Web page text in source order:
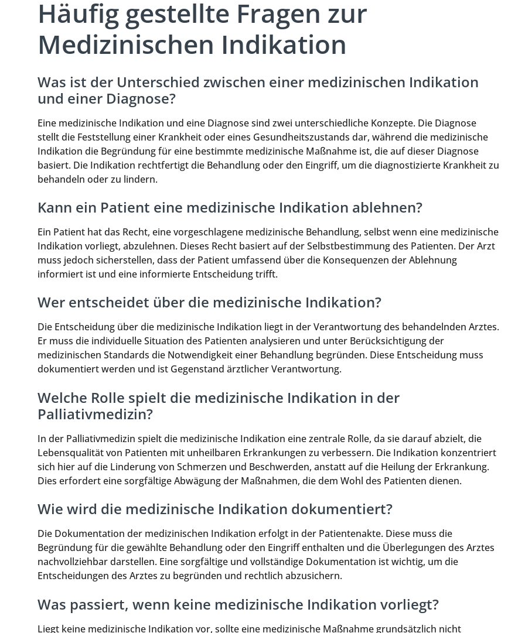
Häufig gestellte Fragen zur
Medizinischen Indikation
Was ist der Unterschied zwischen einer medizinischen Indikation
und einer Diagnose?
Eine medizinische Indikation und eine Diagnose sind zwei unterschiedliche Konzepte. Die Diagnose
stellt die Feststellung einer Krankheit oder eines Gesundheitszustands dar, während die medizinische
Indikation die Begründung für eine bestimmte medizinische Maßnahme ist, die auf dieser Diagnose
basiert. Die Indikation rechtfertigt die Behandlung oder den Eingriff, um die diagnostizierte Krankheit zu
behandeln oder zu lindern.
Kann ein Patient eine medizinische Indikation ablehnen?
Ein Patient hat das Recht, eine vorgeschlagene medizinische Behandlung, selbst wenn eine medizinische
Indikation vorliegt, abzulehnen. Dieses Recht basiert auf der Selbstbestimmung des Patienten. Der Arzt
muss jedoch sicherstellen, dass der Patient umfassend über die Konsequenzen der Ablehnung
informiert ist und eine informierte Entscheidung trifft.
Wer entscheidet über die medizinische Indikation?
Die Entscheidung über die medizinische Indikation liegt in der Verantwortung des behandelnden Arztes.
Er muss die individuelle Situation des Patienten analysieren und unter Berücksichtigung der
medizinischen Standards die Notwendigkeit einer Behandlung begründen. Diese Entscheidung muss
dokumentiert werden und ist Gegenstand ärztlicher Verantwortung.
Welche Rolle spielt die medizinische Indikation in der
Palliativmedizin?
In der Palliativmedizin spielt die medizinische Indikation eine zentrale Rolle, da sie darauf abzielt, die
Lebensqualität von Patienten mit unheilbaren Erkrankungen zu verbessern. Die Indikation konzentriert
sich hier auf die Linderung von Schmerzen und Beschwerden, anstatt auf die Heilung der Erkrankung.
Dies erfordert eine sorgfältige Abwägung der Maßnahmen, die dem Wohl des Patienten dienen.
Wie wird die medizinische Indikation dokumentiert?
Die Dokumentation der medizinischen Indikation erfolgt in der Patientenakte. Diese muss die
Begründung für die gewählte Behandlung oder den Eingriff enthalten und die Überlegungen des Arztes
nachvollziehbar darstellen. Eine sorgfältige und vollständige Dokumentation ist wichtig, um die
Entscheidungen des Arztes zu begründen und rechtlich abzusichern.
Was passiert, wenn keine medizinische Indikation vorliegt?
Liegt keine medizinische Indikation vor, sollte eine medizinische Maßnahme grundsätzlich nicht